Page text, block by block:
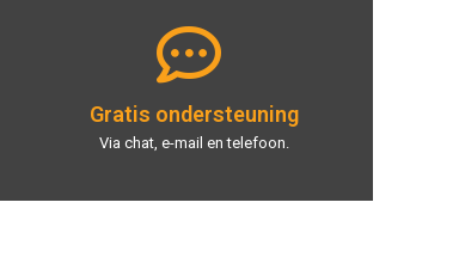
Gratis ondersteuning
Via chat, e-mail en telefoon.